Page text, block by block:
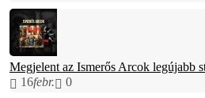
Megjelent az Ismerős Arcok legújabb
16febr. 0